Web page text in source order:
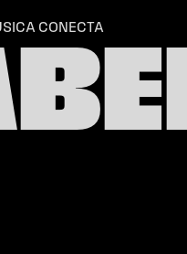
CONECTA